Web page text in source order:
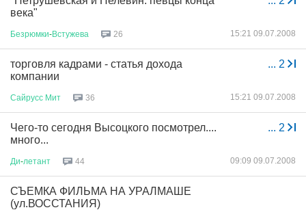
века"
Безрюмки-Встужева 26 15:21 09.07.2008
... 2
торговля кадрами - статья дохода
компании
Сайрусс Мит 36 15:21 09.07.2008
... 2
Чего-то сегодня Высоцкого посмотрел....
много...
Ди-летант 44 09:09 09.07.2008
СЪЕМКА ФИЛЬМА НА УРАЛМАШЕ
(ул.ВОССТАНИЯ)